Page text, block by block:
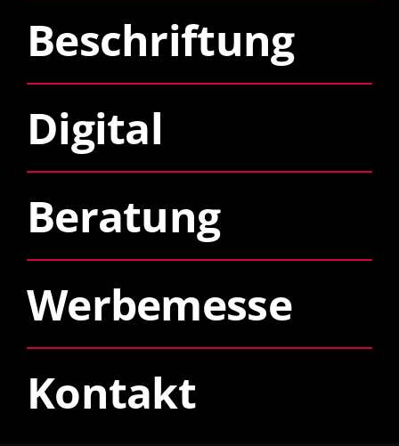
Beschriftung
Digital
Beratung
Werbemesse
Kontakt